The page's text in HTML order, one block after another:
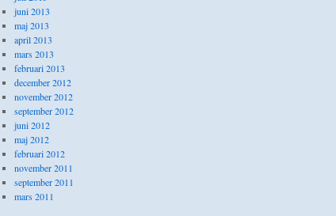
juni 2013
maj 2013
april 2013
mars 2013
februari 2013
december 2012
november 2012
september 2012
juni 2012
maj 2012
februari 2012
november 2011
september 2011
mars 2011